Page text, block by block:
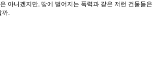
아니겠지만, 땅에 벌어지는 폭력과 같은 저런 건물들은
까.